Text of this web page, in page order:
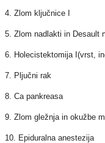
4. Zlom ključnice I
5. Zlom nadlakti in Desault
6. Holecistektomija I(vrst,
7. Pljučni rak
8. Ca pankreasa
9. Zlom gležnja in okužbe
10. Epiduralna anestezija